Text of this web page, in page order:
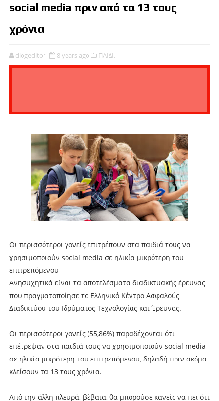
social media πριν από τα 13 τους
χρόνια
diogeditor 8 years ago ΠΑΙΔΙ,
Οι περισσότεροι γονείς επιτρέπουν στα παιδιά τους να
χρησιμοποιούν social media σε ηλικία μικρότερη του
επιτρεπόμενου
Ανησυχητικά είναι τα αποτελέσματα διαδικτυακής έρευνας
που πραγματοποίησε το Ελληνικό Κέντρο Ασφαλούς
Διαδικτύου του Ιδρύματος Τεχνολογίας και Έρευνας.
Οι περισσότεροι γονείς (55,86%) παραδέχονται ότι
επέτρεψαν στα παιδιά τους να χρησιμοποιούν social media
σε ηλικία μικρότερη του επιτρεπόμενου, δηλαδή πριν ακόμα
κλείσουν τα 13 τους χρόνια.
Από την άλλη πλευρά, βέβαια, θα μπορούσε κανείς να πει ότι